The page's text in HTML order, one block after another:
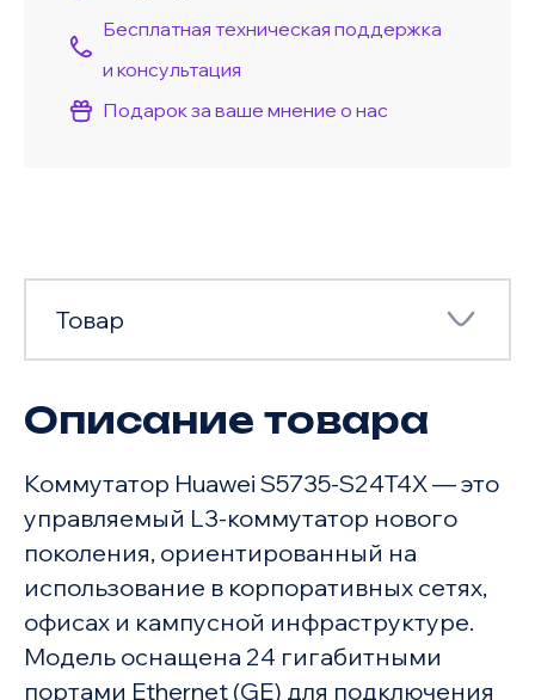
Бесплатная техническая поддержка
и консультация
Подарок за ваше мнение о нас
Товар
Товар
Характеристики
Описание товара
Коммутатор Huawei S5735-S24T4X — это
управляемый L3-коммутатор нового
поколения, ориентированный на
использование в корпоративных сетях,
офисах и кампусной инфраструктуре.
Модель оснащена 24 гигабитными
портами Ethernet (GE) для подключения